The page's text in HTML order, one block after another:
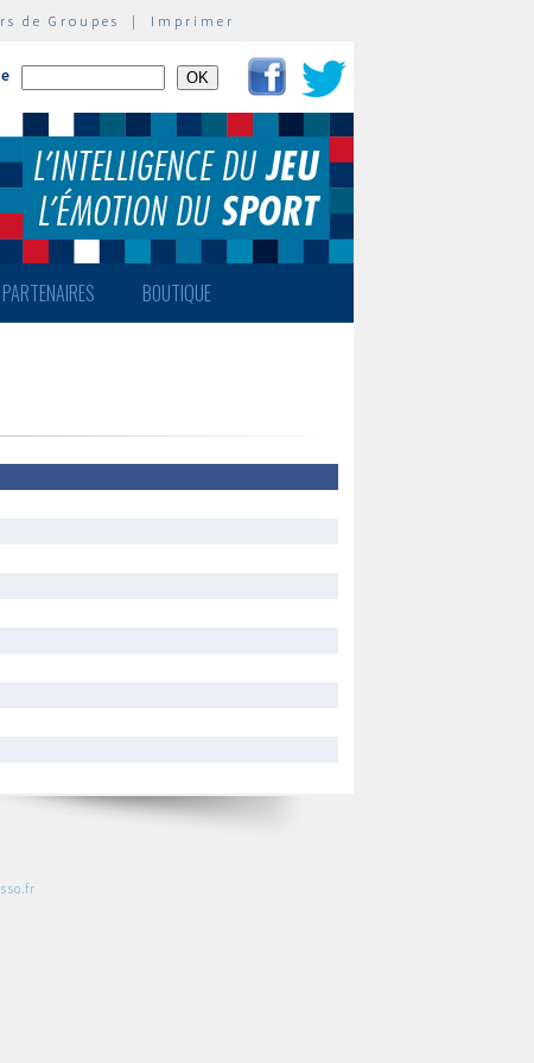
de Groupes | Imprimer
PARTENAIRES BOUTIQUE